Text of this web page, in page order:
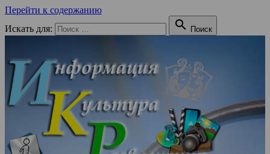
Перейти к содержанию
Искать для:
 Поиск